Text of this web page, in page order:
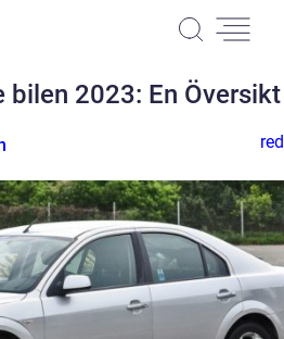
bilen 2023: En Översikt